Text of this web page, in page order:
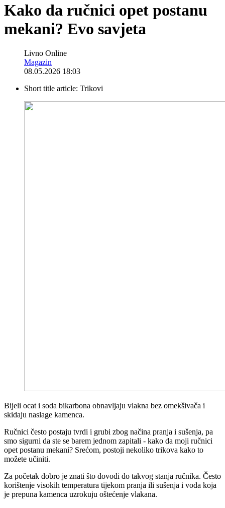
Kako da ručnici opet postanu
mekani? Evo savjeta
Livno Online
Magazin
08.05.2026 18:03
Short title article: Trikovi
Bijeli ocat i soda bikarbona obnavljaju vlakna bez omekšivača i
skidaju naslage kamenca.
Ručnici često postaju tvrdi i grubi zbog načina pranja i sušenja, pa
smo sigurni da ste se barem jednom zapitali - kako da moji ručnici
opet postanu mekani? Srećom, postoji nekoliko trikova kako to
možete učiniti.
Za početak dobro je znati što dovodi do takvog stanja ručnika. Često
korištenje visokih temperatura tijekom pranja ili sušenja i voda koja
je prepuna kamenca uzrokuju oštećenje vlakana.